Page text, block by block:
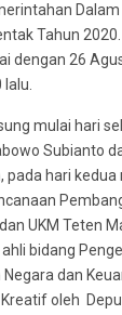
Tahun
26
lalu.
mulai hari
Subianto
hari
UKM Teten
bidang
dan
oleh